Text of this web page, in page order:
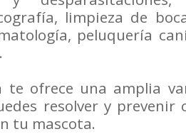
limpieza de
peluquería
te ofrece una amplia
resolver y prevenir
tu mascota.